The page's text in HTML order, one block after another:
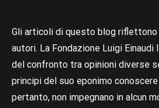
Gli articoli di questo blog
autori. La Fondazione Luigi
del confronto tra opinioni diverse
principi del suo eponimo
pertanto, non impegnano in alcun